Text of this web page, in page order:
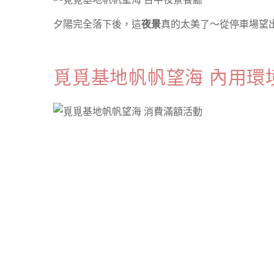
夕陽完全落下後，這夜景真的太美了～從停車場望
覓覓基地帆帆望海 內用環